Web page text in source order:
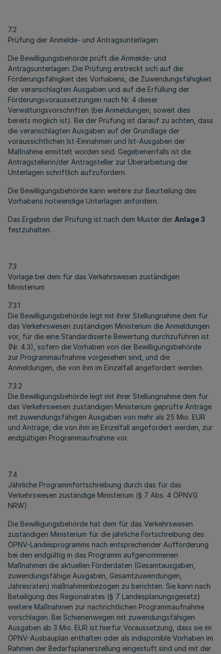
7.2
Prüfung der Anmelde- und Antragsunterlagen
Die Bewilligungsbehörde prüft die Anmelde- und
Antragsunterlagen. Die Prüfung erstreckt sich auf die
Förderungsfähigkeit des Vorhabens, die Zuwendungsfähigkeit
der veranschlagten Ausgaben und auf die Erfüllung der
Förderungsvoraussetzungen nach Nr. 4 dieser
Verwaltungsvorschriften (bei Anmeldungen, soweit dies
bereits möglich ist). Bei der Prüfung ist darauf zu achten, dass
die veranschlagten Ausgaben auf der Grundlage der
voraussichtlichen Ist-Einnahmen und Ist-Ausgaben der
Maßnahme ermittelt worden sind. Gegebenenfalls ist die
Antragstellerin/der Antragsteller zur Überarbeitung der
Unterlagen schriftlich aufzufordern.
Die Bewilligungsbehörde kann weitere zur Beurteilung des
Vorhabens notwendige Unterlagen anfordern.
Das Ergebnis der Prüfung ist nach dem Muster der Anlage 3
festzuhalten.
7.3
Vorlage bei dem für das Verkehrswesen zuständigen
Ministerium
7.3.1
Die Bewilligungsbehörde legt mit ihrer Stellungnahme dem für
das Verkehrswesen zuständigen Ministerium die Anmeldungen
vor, für die eine Standardisierte Bewertung durchzuführen ist
(Nr. 4.3), sofern die Vorhaben von der Bewilligungsbehörde
zur Programmaufnahme vorgesehen sind, und die
Anmeldungen, die von ihm im Einzelfall angefordert werden.
7.3.2
Die Bewilligungsbehörde legt mit ihrer Stellungnahme dem für
das Verkehrswesen zuständigen Ministerium geprüfte Anträge
mit zuwendungsfähigen Ausgaben von mehr als 25 Mio. EUR
und Anträge, die von ihm im Einzelfall angefordert werden, zur
endgültigen Programmaufnahme vor.
7.4
Jährliche Programmfortschreibung durch das für das
Verkehrswesen zuständige Ministerium (§ 7 Abs. 4 ÖPNVG
NRW)
Die Bewilligungsbehörde hat dem für das Verkehrswesen
zuständigen Ministerium für die jährliche Fortschreibung des
ÖPNV-Landesprogramms nach entsprechender Aufforderung
bei den endgültig in das Programm aufgenommenen
Maßnahmen die aktuellen Förderdaten (Gesamtausgaben,
zuwendungsfähige Ausgaben, Gesamtzuwendungen,
Jahresraten) maßnahmenbezogen zu berichten. Sie kann nach
Beteiligung des Regionalrates (§ 7 Landesplanungsgesetz)
weitere Maßnahmen zur nachrichtlichen Programmaufnahme
vorschlagen. Bei Schienenwegen mit zuwendungsfähigen
Ausgaben ab 3 Mio. EUR ist hierfür Voraussetzung, dass sie im
ÖPNV-Ausbauplan enthalten oder als indisponible Vorhaben im
Rahmen der Bedarfsplanerstellung eingestuft sind und mit der